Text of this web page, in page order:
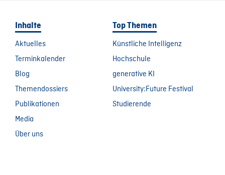
Inhalte
Aktuelles
Terminkalender
Blog
Themendossiers
Publikationen
Media
Über uns
Top Themen
Künstliche Intelligenz
Hochschule
generative KI
University:Future Festival
Studierende